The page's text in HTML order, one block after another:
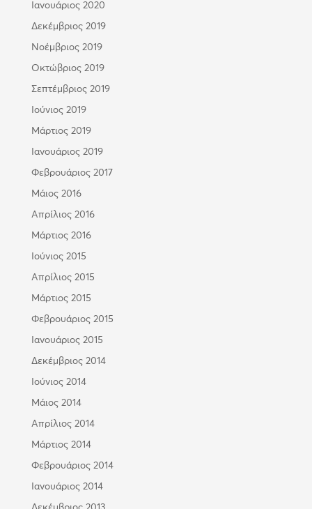
Ιανουάριος 2020
Δεκέμβριος 2019
Νοέμβριος 2019
Οκτώβριος 2019
Σεπτέμβριος 2019
Ιούνιος 2019
Μάρτιος 2019
Ιανουάριος 2019
Φεβρουάριος 2017
Μάιος 2016
Απρίλιος 2016
Μάρτιος 2016
Ιούνιος 2015
Απρίλιος 2015
Μάρτιος 2015
Φεβρουάριος 2015
Ιανουάριος 2015
Δεκέμβριος 2014
Ιούνιος 2014
Μάιος 2014
Απρίλιος 2014
Μάρτιος 2014
Φεβρουάριος 2014
Ιανουάριος 2014